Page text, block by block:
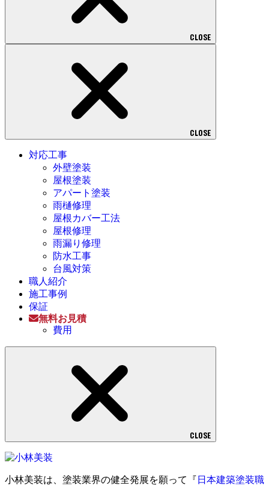
CLOSE
CLOSE
対応工事
外壁塗装
屋根塗装
アパート塗装
雨樋修理
屋根カバー工法
屋根修理
雨漏り修理
防水工事
台風対策
職人紹介
施工事例
保証
無料お見積
費用
CLOSE
小林美装は、塗装業界の健全発展を願って『 日本建築塗装職